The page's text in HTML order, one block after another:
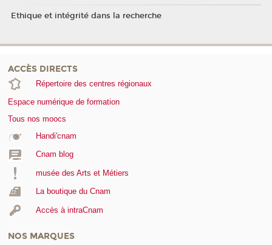
Ethique et intégrité dans la recherche
ACCÈS DIRECTS
Répertoire des centres régionaux
Espace numérique de formation
Tous nos moocs
Handi'cnam
Cnam blog
musée des Arts et Métiers
La boutique du Cnam
Accès à intraCnam
NOS MARQUES